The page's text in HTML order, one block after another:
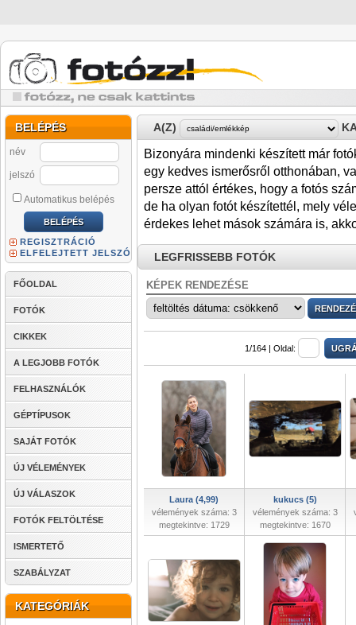
BELÉPÉS
név
jelszó
Automatikus belépés
REGISZTRÁCIÓ
ELFELEJTETT JELSZÓ
FŐOLDAL
FOTÓK
CIKKEK
A LEGJOBB FOTÓK
FELHASZNÁLÓK
GÉPTÍPUSOK
SAJÁT FOTÓK
ÚJ VÉLEMÉNYEK
ÚJ VÁLASZOK
FOTÓK FELTÖLTÉSE
ISMERTETŐ
SZABÁLYZAT
KATEGÓRIÁK
A(Z)
Bizonyára mindenki készített már
egy kedves ismerősről otthonában,
persze attól értékes, hogy a fotós
de ha olyan fotót készítettél, mely
érdekes lehet mások számára is,
LEGFRISSEBB FOTÓK
KÉPEK RENDEZÉSE
1/164 | Oldal:
Laura (4,99)
vélemények száma: 3
megtekintve: 1729
kukucs (5)
vélemények száma: 3
megtekintve: 1670